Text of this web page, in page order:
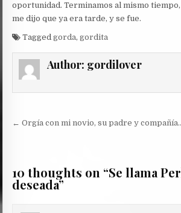
oportunidad. Terminamos al mismo
me dijo que ya era tarde, y se fue.
Taggedgorda,gordita
Author: gordilover
Post
← Orgía con mi novio, su padre y
10 thoughts on “Se llama
deseada”